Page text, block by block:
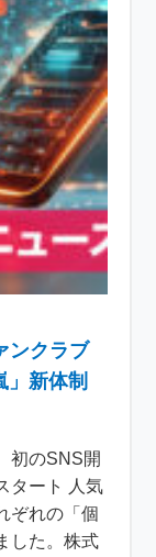
ンクラブ
新体制
初のSNS開
タート 人気
ぞれの「個
した。株式